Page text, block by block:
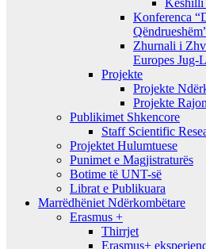
Konferenca
Zhurnali i
Europes Jug-
Projekte
Projekte
Projekte
Publikimet Shkencore
Staff Scientific
Projektet Hulumtuese
Punimet e Magjistraturës
Botime të UNT-së
Librat e Publikuara
Marrëdhëniet Ndërkombëtare
Erasmus +
Thirrjet
Erasmus+